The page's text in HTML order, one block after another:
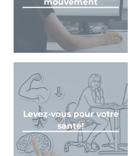
Levez-vous pour votre
santé!